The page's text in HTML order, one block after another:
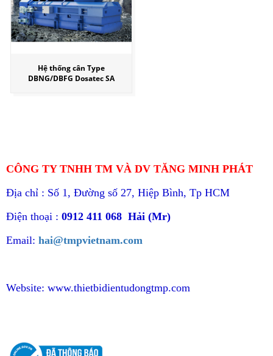
Hệ thống cân Type
DBNG/DBFG Dosatec SA
CÔNG TY TNHH TM VÀ DV TĂNG MINH PHÁT
Địa chỉ : Số 1, Đường số 27, Hiệp Bình, Tp HCM
Điện thoại : 0912 411 068 Hải (Mr)
Email: hai@tmpvietnam.com
Website: www.thietbidientudongtmp.com